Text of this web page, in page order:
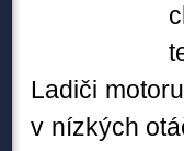
Ladiči
v nízkých